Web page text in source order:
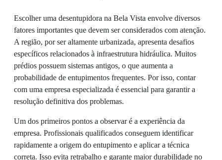
Escolher uma desentupidora na Bela Vista envolve diversos
fatores importantes que devem ser considerados com atenção.
A região, por ser altamente urbanizada, apresenta desafios
específicos relacionados à infraestrutura hidráulica. Muitos
prédios possuem sistemas antigos, o que aumenta a
probabilidade de entupimentos frequentes. Por isso, contar
com uma empresa especializada é essencial para garantir a
resolução definitiva dos problemas.
Um dos primeiros pontos a observar é a experiência da
empresa. Profissionais qualificados conseguem identificar
rapidamente a origem do entupimento e aplicar a técnica
correta. Isso evita retrabalho e garante maior durabilidade no